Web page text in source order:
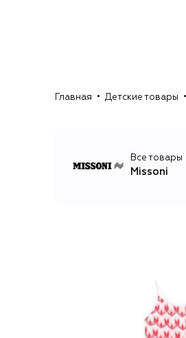
Главная Детские товары
Все товары
Missoni